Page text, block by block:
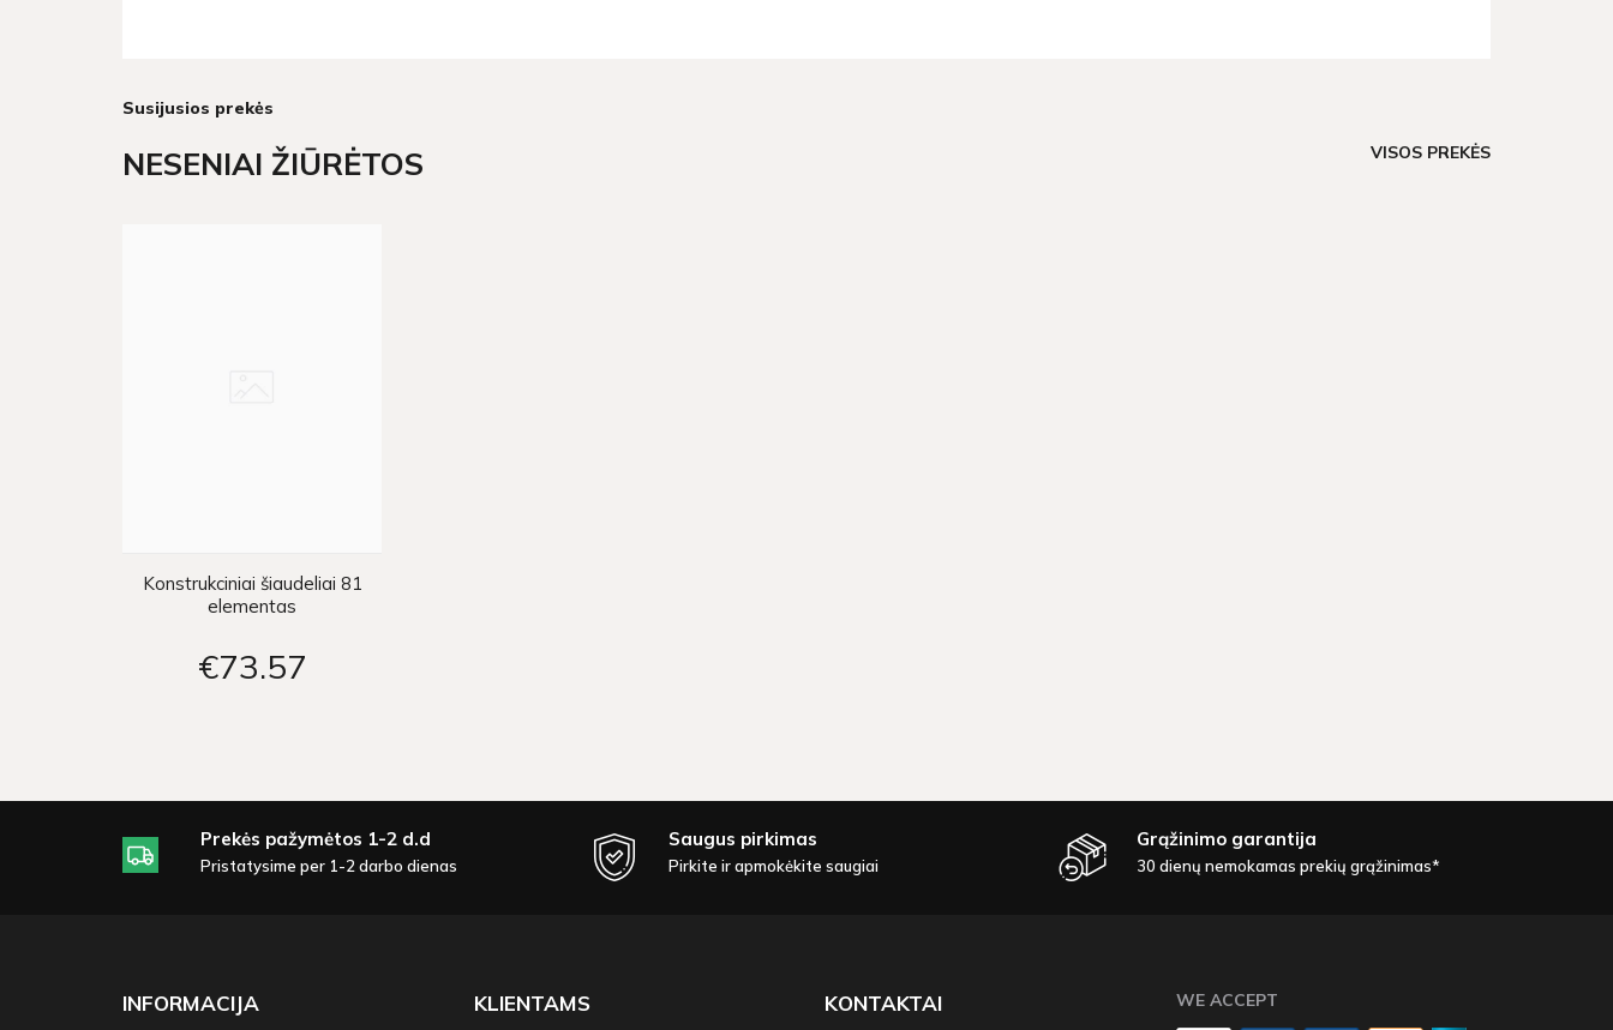
Susijusios prekės
NESENIAI ŽIŪRĖTOS VISOS PREKĖS
Konstrukciniai šiaudeliai 81
elementas
€73 57
Prekės pažymėtos 1-2 d.d
Pristatysime per 1-2 darbo dienas
Saugus pirkimas
Pirkite ir apmokėkite saugiai
Grąžinimo garantija
30 dienų nemokamas prekių grąžinimas*
INFORMACIJA KLIENTAMS KONTAKTAI WE ACCEPT